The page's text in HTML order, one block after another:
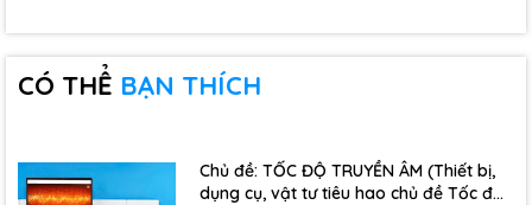
CÓ THỂ BẠN THÍCH
Chủ đề: TỐC ĐỘ TRUYỀN ÂM (Thiết bị,
dụng cụ, vật tư tiêu hao chủ đề Tốc độ